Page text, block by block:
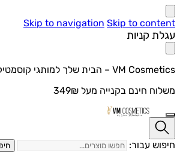
Skip to navigation Skip to content
עגלת קניות
VM Cosmetics – הבית שלך למותגי קוסמטיקה מובילים
משלוח חינם בקנייה מעל 349₪
חיפוש עבור: